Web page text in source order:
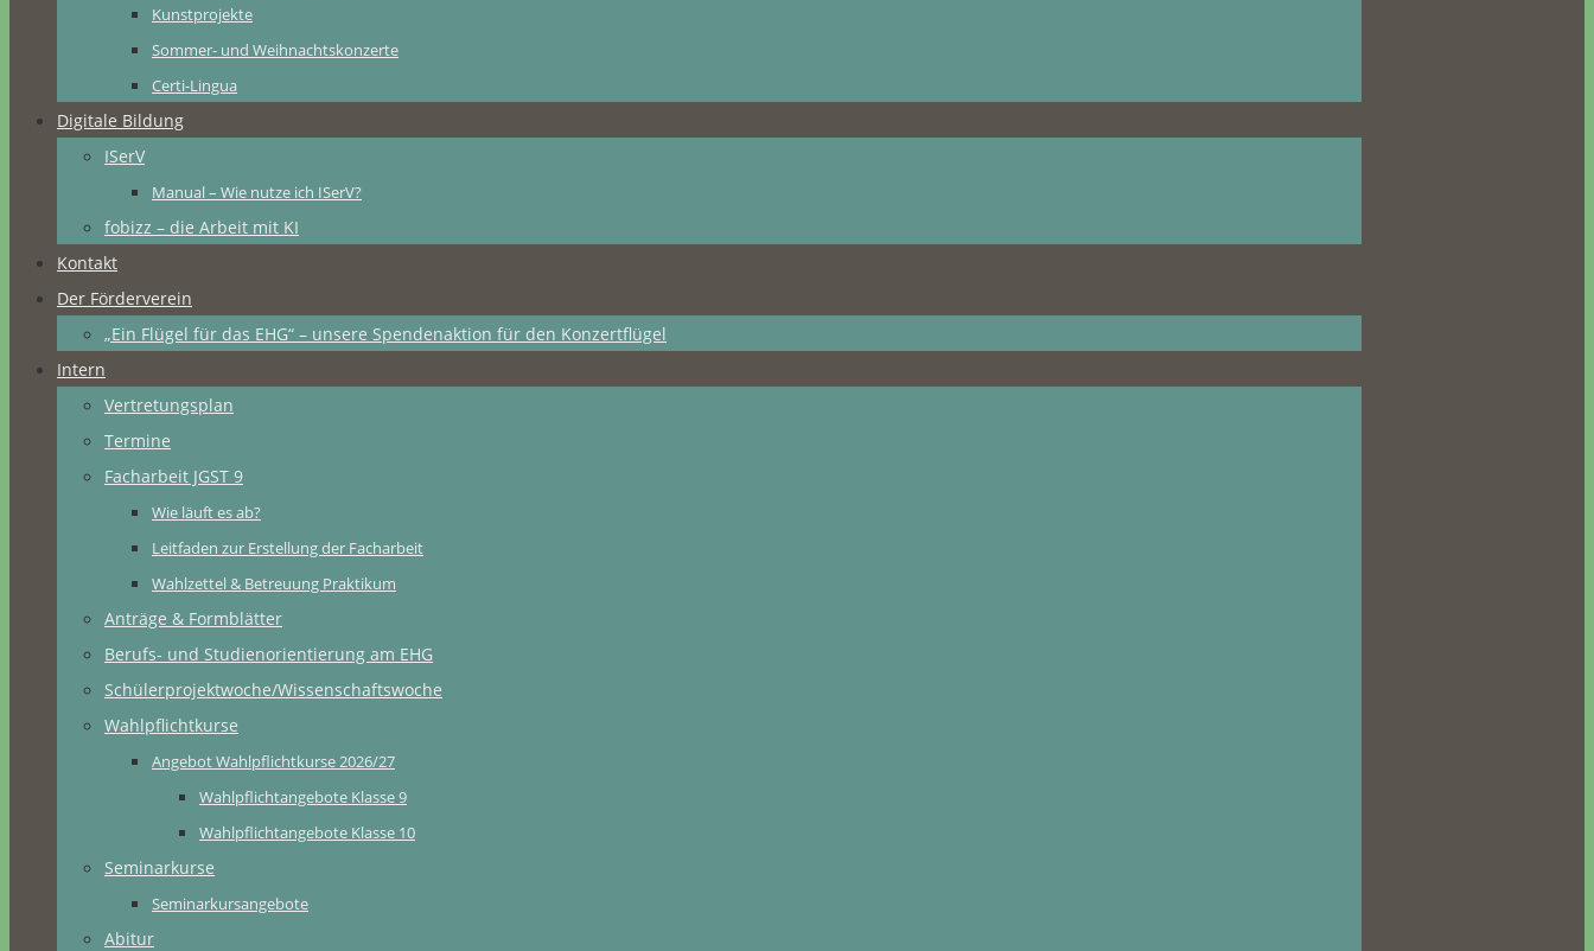
Kunstprojekte
Sommer- und Weihnachtskonzerte
Certi-Lingua
Digitale Bildung
ISerV
Manual – Wie nutze ich ISerV?
fobizz – die Arbeit mit KI
Kontakt
Der Förderverein
„Ein Flügel für das EHG“ – unsere Spendenaktion für den Konzertflügel
Intern
Vertretungsplan
Termine
Facharbeit JGST 9
Wie läuft es ab?
Leitfaden zur Erstellung der Facharbeit
Wahlzettel & Betreuung Praktikum
Anträge & Formblätter
Berufs- und Studienorientierung am EHG
Schülerprojektwoche/Wissenschaftswoche
Wahlpflichtkurse
Angebot Wahlpflichtkurse 2026/27
Wahlpflichtangebote Klasse 9
Wahlpflichtangebote Klasse 10
Seminarkurse
Seminarkursangebote
Abitur